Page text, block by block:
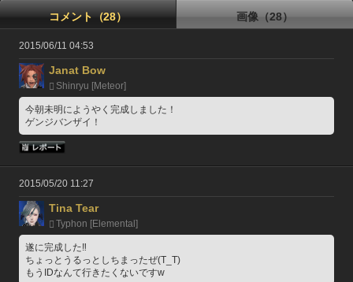
コメント（28） 画像（28）
2015/06/11 04:53
Janat Bow
Shinryu [Meteor]
今朝未明にようやく完成しました！
ゲンジバンザイ！
2015/05/20 11:27
Tina Tear
Typhon [Elemental]
遂に完成した‼
ちょっとうるっとしちまったぜ(T_T)
もうIDなんて行きたくないですw